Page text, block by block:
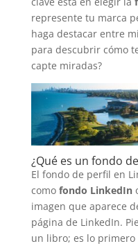
represente tu marca
haga destacar entre
para descubrir cómo
capte miradas?
¿Qué es un fondo
El fondo de perfil en
como fondo LinkedIn
imagen que aparece
página de LinkedIn.
un libro; es lo